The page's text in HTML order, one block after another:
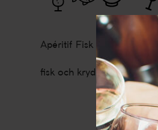
fisk och kryddiga
Apéritif Fisk